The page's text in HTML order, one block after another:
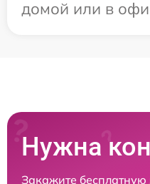
домой или в
Нужна
Закажите бесплатную